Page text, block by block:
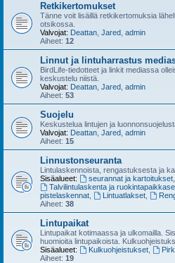
Retkikertomukset
Tänne voit lisäillä retkikertomuksia
otsikossa.
Valvojat: Deattan Jared admin
Aiheet: 12
Linnut ja lintuharrastus
BirdLife-tiedotteet ja linkit mediassa
keskustelu niistä.
Valvojat: Deattan Jared admin
Aiheet: 53
Suojelu
Keskustelua lintujen ja
Valvojat: Deattan Jared admin
Aiheet: 15
Linnustonseuranta
Lintulaskennoista, rengastuksesta ja
Sisäalueet:
seurannat ja kartoitukset,
Talvilintulaskenta ja
pistelaskennat
Lintuatlakset,
Aiheet: 38
Lintupaikat
Lintupaikat kotimaassa ja ulkomailla.
huomioita lintupaikoista.
Sisäalueet:
Kulkuohjeistukset,
Aiheet: 19